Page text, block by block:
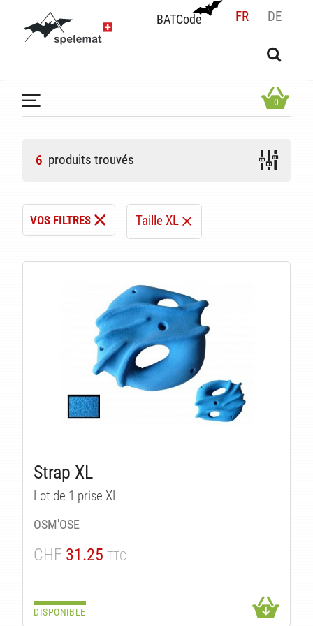
BATCode FR DE
BATCode
OK
0
6 produits trouvés
VOS FILTRES Taille XL
Strap XL
Lot de 1 prise XL
OSM'OSE
CHF 31.25 TTC
DISPONIBLE